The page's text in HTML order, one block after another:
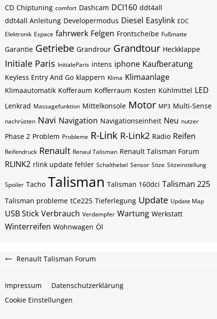
CD Chiptuning comfort Dashcam DCI160 ddt4all
ddt4all Anleitung Developermodus Diesel Easylink EDC
Elektronik Espace fahrwerk Felgen Frontscheibe Fußmatte
Garantie Getriebe Grandrour Grandtour Heckklappe
Initiale Paris InitialeParis intens iphone Kaufberatung
Keyless Entry And Go klappern Klima Klimaanlage
Klimaautomatik Kofferaum Kofferraum Kosten Kühlmittel LED
Lenkrad Massagefunktion Mittelkonsole Motor MP3 Multi-Sense
nachrüsten Navi Navigation Navigationseinheit Neu nutzer
Phase 2 Problem Probleme R-Link R-Link2 Radio Reifen
Reifendruck Renault Renaul Talisman Renault Talisman Forum
RLINK2 rlink update fehler Schalthebel Sensor Sitze Sitzeinstellung
Spoiler Tacho Talisman Talisman 160dci Talisman 225
Talisman probleme tCe225 Tieferlegung Update Update Map
USB Stick Verbrauch Verdampfer Wartung Werkstatt
Winterreifen Wohnwagen Öl
Renault Talisman Forum
Impressum
Datenschutzerklärung
Cookie Einstellungen